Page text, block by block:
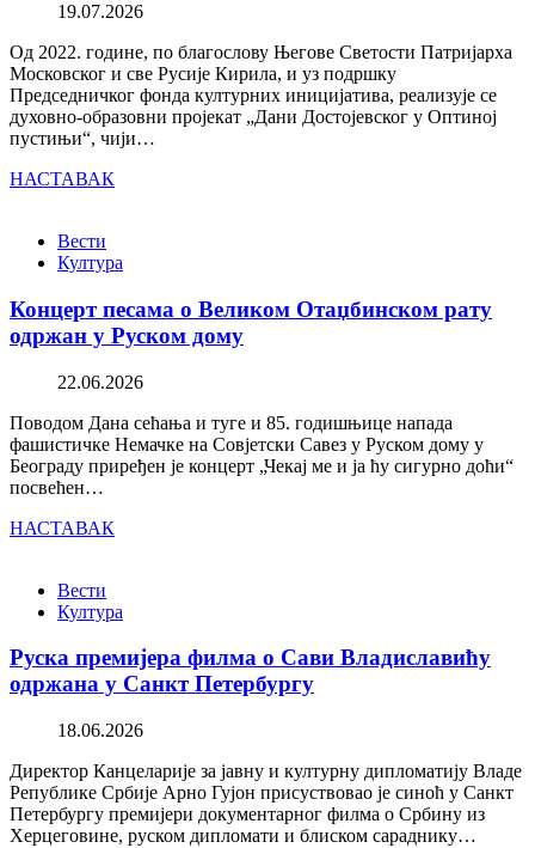
19.07.2026
Од 2022. године, по благослову Његове Светости Патријарха
Московског и све Русије Кирила, и уз подршку
Председничког фонда културних иницијатива, реализује се
духовно-образовни пројекат „Дани Достојевског у Оптиној
пустињи“, чији…
НАСТАВАК
Вести
Култура
Концерт песама о Великом Отаџбинском рату
одржан у Руском дому
22.06.2026
Поводом Дана сећања и туге и 85. годишњице напада
фашистичке Немачке на Совјетски Савез у Руском дому у
Београду приређен је концерт „Чекај ме и ја ћу сигурно доћи“
посвећен…
НАСТАВАК
Вести
Култура
Руска премијера филма о Сави Владиславићу
одржана у Санкт Петербургу
18.06.2026
Директор Канцеларије за јавну и културну дипломатију Владе
Републике Србије Арно Гујон присуствовао је синоћ у Санкт
Петербургу премијери документарног филма о Србину из
Херцеговине, руском дипломати и блиском сараднику…